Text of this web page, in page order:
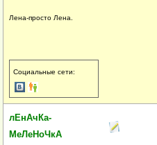
Лена-просто Лена.
Социальные сети:
лЕнАчКа-
МеЛеНоЧкА